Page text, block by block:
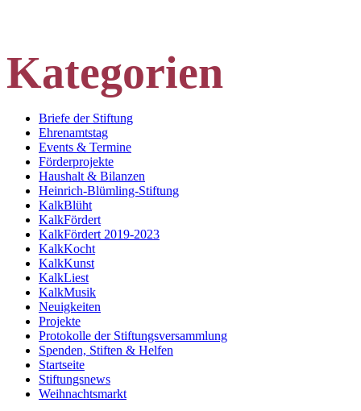
Kategorien
Briefe der Stiftung
Ehrenamtstag
Events & Termine
Förderprojekte
Haushalt & Bilanzen
Heinrich-Blümling-Stiftung
KalkBlüht
KalkFördert
KalkFördert 2019-2023
KalkKocht
KalkKunst
KalkLiest
KalkMusik
Neuigkeiten
Projekte
Protokolle der Stiftungsversammlung
Spenden, Stiften & Helfen
Startseite
Stiftungsnews
Weihnachtsmarkt